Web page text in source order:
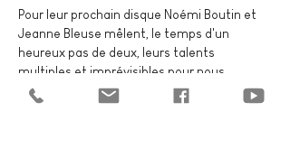
Pour leur prochain disque Noémi Boutin et
Jeanne Bleuse mêlent, le temps d'un
heureux pas de deux, leurs talents
multiples et imprévisibles pour nous
partager leur profonde amitié musicale.